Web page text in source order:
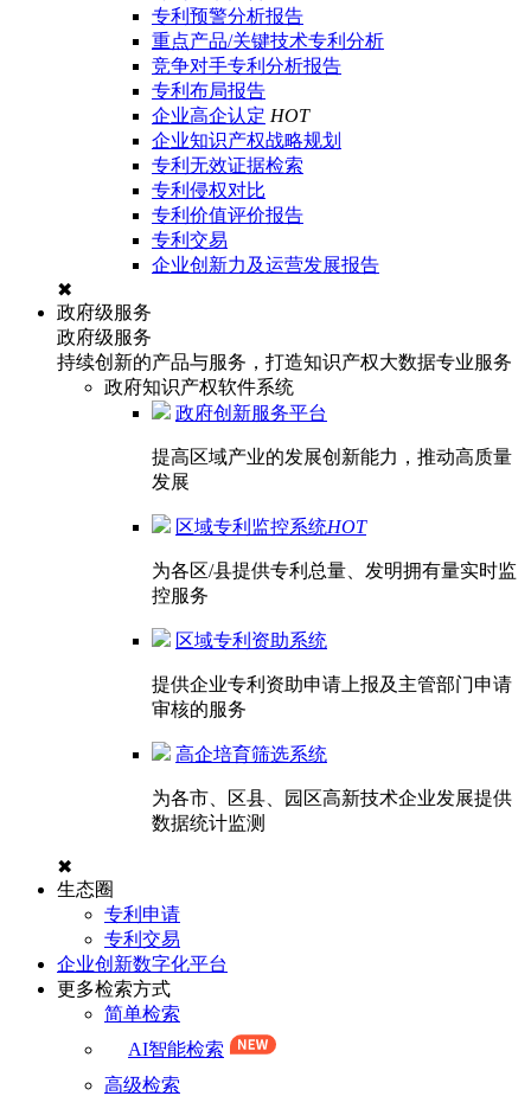
专利预警分析报告
重点产品/关键技术专利分析
竞争对手专利分析报告
专利布局报告
企业高企认定 HOT
企业知识产权战略规划
专利无效证据检索
专利侵权对比
专利价值评价报告
专利交易
企业创新力及运营发展报告
✖
政府级服务
政府级服务
持续创新的产品与服务，打造知识产权大数据专业服务
政府知识产权软件系统
政府创新服务平台
提高区域产业的发展创新能力，推动高质量
发展
区域专利监控系统HOT
为各区/县提供专利总量、发明拥有量实时监
控服务
区域专利资助系统
提供企业专利资助申请上报及主管部门申请
审核的服务
高企培育筛选系统
为各市、区县、园区高新技术企业发展提供
数据统计监测
✖
生态圈
专利申请
专利交易
企业创新数字化平台
更多检索方式
简单检索
AI智能检索
高级检索